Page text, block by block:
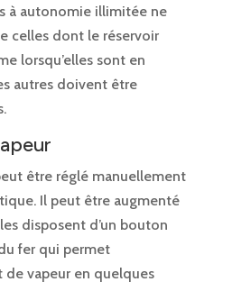
à autonomie illimitée ne
celles dont le réservoir
lorsqu’elles sont en
autres doivent être
être réglé manuellement
Il peut être augmenté
disposent d’un bouton
fer qui permet
de vapeur en quelques